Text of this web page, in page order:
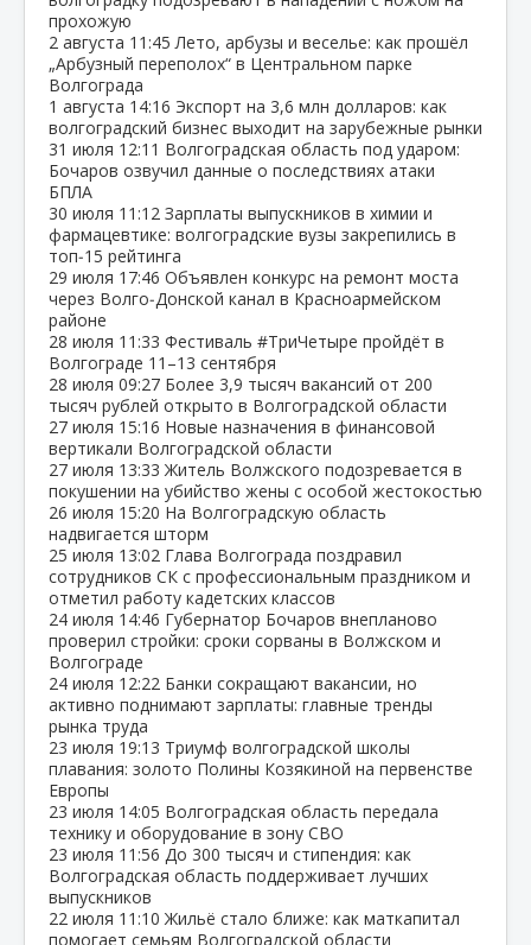
прохожую
2 августа 11:45 Лето, арбузы и веселье: как прошёл
„Арбузный переполох“ в Центральном парке
Волгограда
1 августа 14:16 Экспорт на 3,6 млн долларов: как
волгоградский бизнес выходит на зарубежные рынки
31 июля 12:11 Волгоградская область под ударом:
Бочаров озвучил данные о последствиях атаки
БПЛА
30 июля 11:12 Зарплаты выпускников в химии и
фармацевтике: волгоградские вузы закрепились в
топ‑15 рейтинга
29 июля 17:46 Объявлен конкурс на ремонт моста
через Волго‑Донской канал в Красноармейском
районе
28 июля 11:33 Фестиваль #ТриЧетыре пройдёт в
Волгограде 11–13 сентября
28 июля 09:27 Более 3,9 тысяч вакансий от 200
тысяч рублей открыто в Волгоградской области
27 июля 15:16 Новые назначения в финансовой
вертикали Волгоградской области
27 июля 13:33 Житель Волжского подозревается в
покушении на убийство жены с особой жестокостью
26 июля 15:20 На Волгоградскую область
надвигается шторм
25 июля 13:02 Глава Волгограда поздравил
сотрудников СК с профессиональным праздником и
отметил работу кадетских классов
24 июля 14:46 Губернатор Бочаров внепланово
проверил стройки: сроки сорваны в Волжском и
Волгограде
24 июля 12:22 Банки сокращают вакансии, но
активно поднимают зарплаты: главные тренды
рынка труда
23 июля 19:13 Триумф волгоградской школы
плавания: золото Полины Козякиной на первенстве
Европы
23 июля 14:05 Волгоградская область передала
технику и оборудование в зону СВО
23 июля 11:56 До 300 тысяч и стипендия: как
Волгоградская область поддерживает лучших
выпускников
22 июля 11:10 Жильё стало ближе: как маткапитал
помогает семьям Волгоградской области